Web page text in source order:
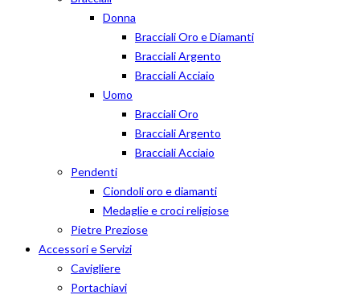
Donna
Bracciali Oro e Diamanti
Bracciali Argento
Bracciali Acciaio
Uomo
Bracciali Oro
Bracciali Argento
Bracciali Acciaio
Pendenti
Ciondoli oro e diamanti
Medaglie e croci religiose
Pietre Preziose
Accessori e Servizi
Cavigliere
Portachiavi